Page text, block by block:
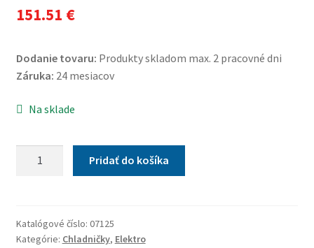
151.51 €
Dodanie tovaru: Produkty skladom max. 2 pracovné dni
Záruka: 24 mesiacov
Na sklade
RED
220/12V
Pridať do košíka
Katalógové číslo: 07125
Kategórie: Chladničky, Elektro